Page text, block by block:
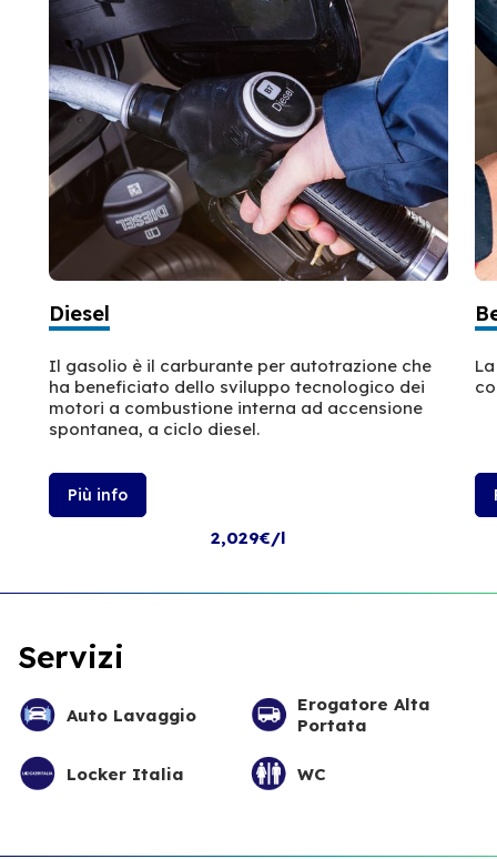
Diesel
Il gasolio è il carburante per autotrazione che
ha beneficiato dello sviluppo tecnologico dei
motori a combustione interna ad accensione
spontanea, a ciclo diesel.
Più info
2,029€/l
Servizi
Auto Lavaggio
Erogatore Alta
Portata
Locker Italia WC